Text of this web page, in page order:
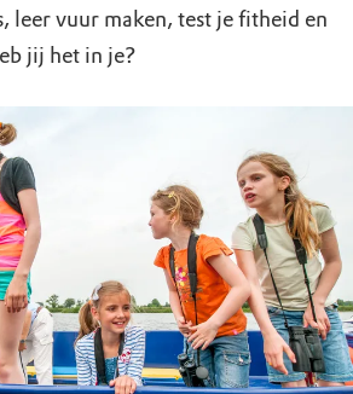
leer vuur maken, test je fitheid en
jij het in je?